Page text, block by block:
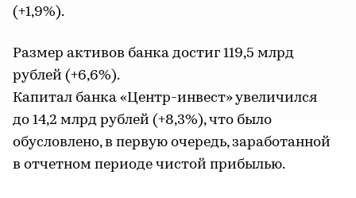
(+1,9%).
Размер активов банка достиг 119,5 млрд
рублей (+6,6%).
Капитал банка «Центр-инвест» увеличился
до 14,2 млрд рублей (+8,3%), что было
обусловлено, в первую очередь, заработанной
в отчетном периоде чистой прибылью.